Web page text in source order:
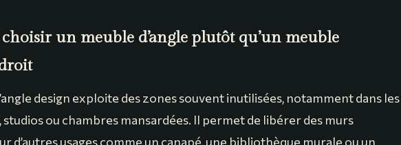
un meuble d’angle plutôt qu’un meuble
design exploite des zones souvent inutilisées, notamment dans les
studios ou chambres mansardées. Il permet de libérer des murs
d’autres usages comme un canapé, une bibliothèque murale ou un